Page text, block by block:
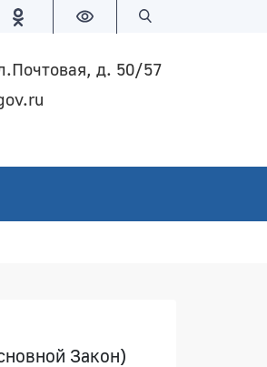
Версия для слабовидящих
д. 50/57
Закон)